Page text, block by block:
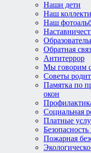
Наши дети
Наш
Наш
Обратная
Антитеррор
Мы говорим
Советы
Памятка по
окон
Социальная
Платные
Безопасность
Пожарная